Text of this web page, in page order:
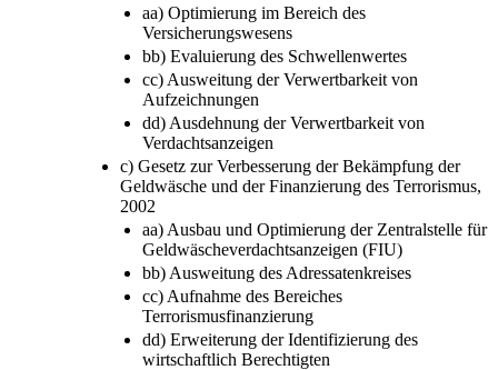
aa) Optimierung im Bereich des
Versicherungswesens
bb) Evaluierung des Schwellenwertes
cc) Ausweitung der Verwertbarkeit von
Aufzeichnungen
dd) Ausdehnung der Verwertbarkeit von
Verdachtsanzeigen
c) Gesetz zur Verbesserung der Bekämpfung der
Geldwäsche und der Finanzierung des Terrorismus,
2002
aa) Ausbau und Optimierung der Zentralstelle für
Geldwäscheverdachtsanzeigen (FIU)
bb) Ausweitung des Adressatenkreises
cc) Aufnahme des Bereiches
Terrorismusfinanzierung
dd) Erweiterung der Identifizierung des
wirtschaftlich Berechtigten